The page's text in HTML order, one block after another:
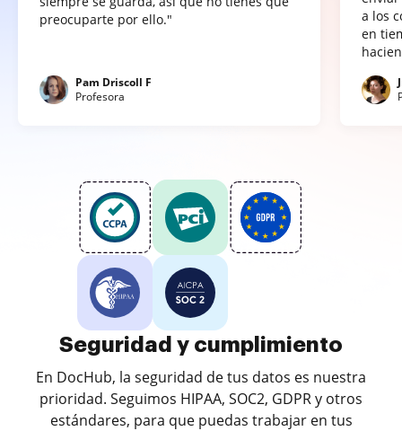
preocuparte por ello."
Pam Driscoll F
Profesora
a los
en
Seguridad y cumplimiento
En DocHub, la seguridad de tus datos es nuestra
prioridad. Seguimos HIPAA, SOC2, GDPR y otros
estándares, para que puedas trabajar en tus